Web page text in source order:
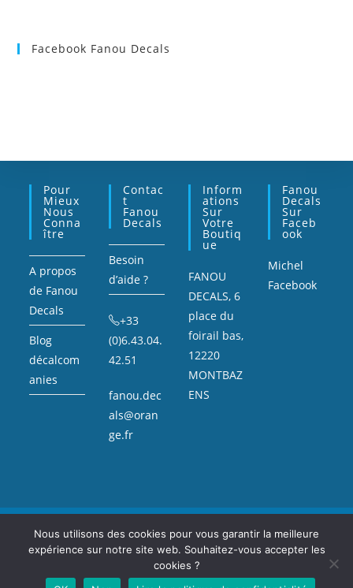
Facebook Fanou Decals
Pour
Mieux
Nous
Conna
Ître
A propos
de Fanou
Decals
Blog
décalcom
anies
Contac
T
Fanou
Decals
Besoin
d’aide ?
+33
(0)6.43.04.
42.51
fanou.dec
als@oran
ge.fr
Inform
Ations
Sur
Votre
Boutiq
Ue
FANOU
DECALS, 6
place du
foirail bas,
12220
MONTBAZ
ENS
Fanou
Decals
Sur
Faceb
Ook
Michel
Facebook
Copyright Fanou Decals : décalcomanie, voitures miniatures, et petite
voiture de collection.
Nous utilisons des cookies pour vous garantir la meilleure
expérience sur notre site web. Souhaitez-vous accepter les
cookies ?